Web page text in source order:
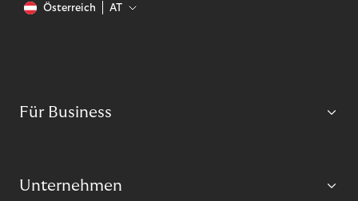
Österreich AT
Für Business
Unternehmen